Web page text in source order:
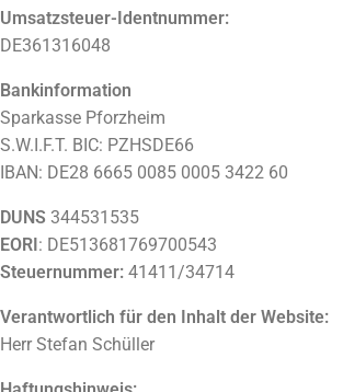
Umsatzsteuer-Identnummer:
DE361316048
Bankinformation
Sparkasse Pforzheim
S.W.I.F.T. BIC: PZHSDE66
IBAN: DE28 6665 0085 0005 3422 60
DUNS 344531535
EORI: DE513681769700543
Steuernummer: 41411/34714
Verantwortlich für den Inhalt der Website:
Herr Stefan Schüller